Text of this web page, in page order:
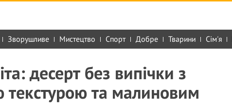
Зворушливе Мистецтво Спорт Добре Тварини Сім'я
десерт без випічки з
та малиновим